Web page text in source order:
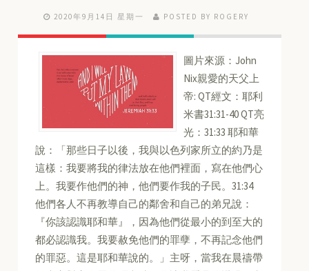
2020年9月14日 星期一 POSTED BY ROGERY
圖片來源：John
Nix親愛的天父上
帝: QT經文：耶利
米書31:31-40 QT亮
光：31:33 耶和華
說：「那些日子以後，我與以色列家所立的約乃是
這樣：我要將我的律法放在他們裡面，寫在他們心
上。我要作他們的神，他們要作我的子民。31:34
他們各人不再教導自己的鄰舍和自己的弟兄說：
『你該認識耶和華』，因為他們從最小的到至大的
都必認識我。我要赦免他們的罪孽，不再記念他們
的罪惡。這是耶和華說的。」主呀，當我在晨禱帶